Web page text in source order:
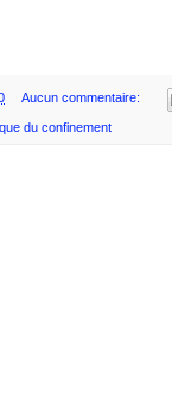
Aucun commentaire:
du confinement